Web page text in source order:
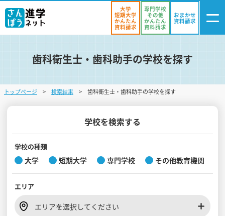
ログイン
気になる
学校を探す
オープンキャンパスを探す
入試・受験入門
大学
短期大学
かんたん
資料請求
専門学校
その他
かんたん
資料請求
おまかせ
資料請求
歯科衛生士・歯科助手の学校を探す
トップページ 検索結果 歯科衛生士・歯科助手の学校を探す
学校を検索する
学校の種類
大学 短期大学 専門学校 その他教育機関
エリア
エリアを選択してください